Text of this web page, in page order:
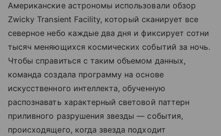
Американские астрономы использовали обзор
Zwicky Transient Facility, который сканирует все
северное небо каждые два дня и фиксирует сотни
тысяч меняющихся космических событий за ночь.
Чтобы справиться с таким объемом данных,
команда создала программу на основе
искусственного интеллекта, обученную
распознавать характерный световой паттерн
приливного разрушения звезды — события,
происходящего, когда звезда подходит